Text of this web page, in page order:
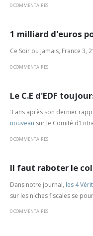
0 COMMENTAIRES
1 milliard d'euros
Ce Soir ou Jamais, France
0 COMMENTAIRES
Le C.E d'EDF
3 ans après son dernier
nouveau sur le Comité
0 COMMENTAIRES
Il faut raboter le
Dans notre journal, les 4
sur les niches fiscales se
0 COMMENTAIRES